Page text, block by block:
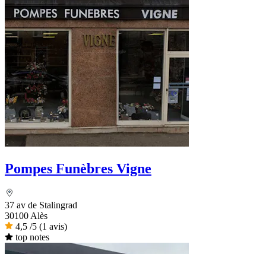
Pompes Funèbres Vigne
37 av de Stalingrad
30100 Alès
4,5 /5 (1 avis)
top notes